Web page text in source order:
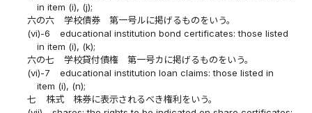
in item (i), (j);
六の六
学校債券 第一号ルに掲げるものをいう。
(vi)-6
educational institution bond certificates: those listed
in item (i), (k);
六の七
学校貸付債権 第一号カに掲げるものをいう。
(vi)-7
educational institution loan claims: those listed in
item (i), (n);
七
株式 株券に表示されるべき権利をいう。